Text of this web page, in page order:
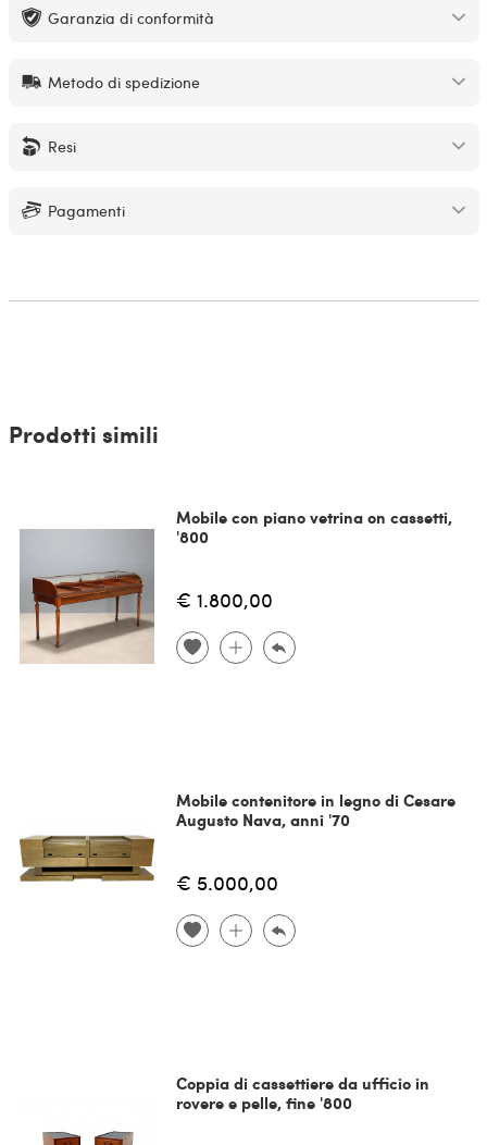
Garanzia di conformità
Metodo di spedizione
Resi
Pagamenti
Prodotti simili
Mobile con piano vetrina on cassetti,
'800
€ 1.800,00
Mobile contenitore in legno di Cesare
Augusto Nava, anni '70
€ 5.000,00
Coppia di cassettiere da ufficio in
rovere e pelle, fine '800